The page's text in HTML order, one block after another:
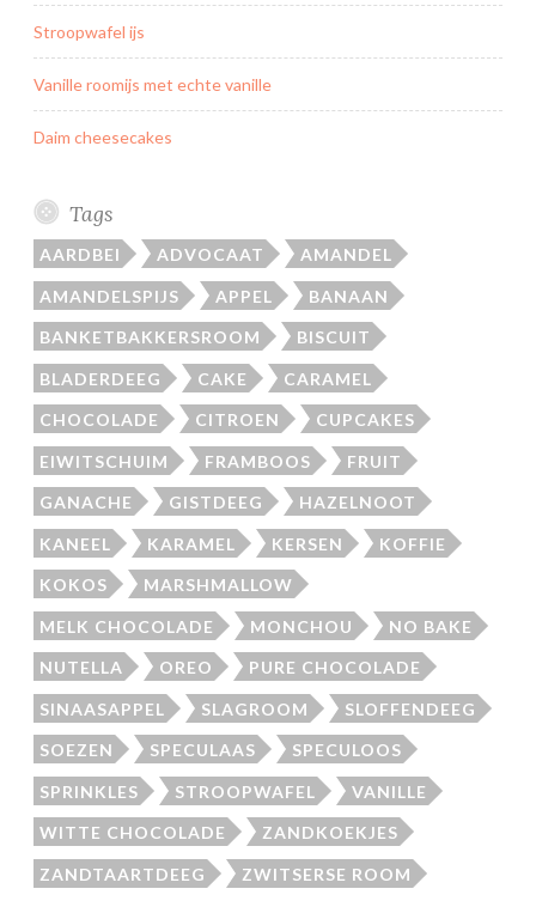
Stroopwafel ijs
Vanille roomijs met echte vanille
Daim cheesecakes
Tags
AARDBEI ADVOCAAT AMANDEL
AMANDELSPIJS APPEL BANAAN
BANKETBAKKERSROOM BISCUIT
BLADERDEEG CAKE CARAMEL
CHOCOLADE CITROEN CUPCAKES
EIWITSCHUIM FRAMBOOS FRUIT
GANACHE GISTDEEG HAZELNOOT
KANEEL KARAMEL KERSEN KOFFIE
KOKOS MARSHMALLOW
MELK CHOCOLADE MONCHOU NO BAKE
NUTELLA OREO PURE CHOCOLADE
SINAASAPPEL SLAGROOM SLOFFENDEEG
SOEZEN SPECULAAS SPECULOOS
SPRINKLES STROOPWAFEL VANILLE
WITTE CHOCOLADE ZANDKOEKJES
ZANDTAARTDEEG ZWITSERSE ROOM